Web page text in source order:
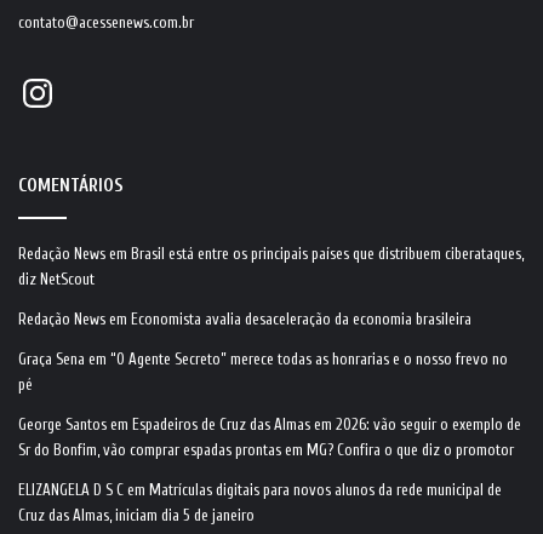
contato@acessenews.com.br
Instagram
COMENTÁRIOS
Redação News em Brasil está entre os principais países que distribuem ciberataques,
diz NetScout
Redação News em Economista avalia desaceleração da economia brasileira
Graça Sena em “O Agente Secreto” merece todas as honrarias e o nosso frevo no
pé
George Santos em Espadeiros de Cruz das Almas em 2026: vão seguir o exemplo de
Sr do Bonfim, vão comprar espadas prontas em MG? Confira o que diz o promotor
ELIZANGELA D S C em Matrículas digitais para novos alunos da rede municipal de
Cruz das Almas, iniciam dia 5 de janeiro